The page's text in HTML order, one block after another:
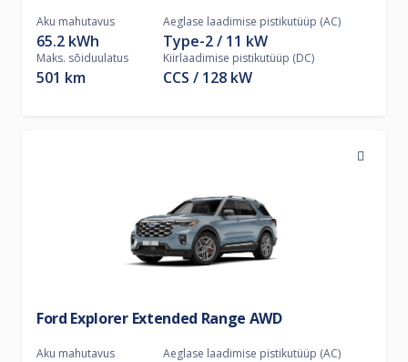
Aku mahutavus
65.2 kWh
Maks. sõiduulatus
501 km
Aeglase laadimise pistikutüüp (AC)
Type-2 11 kW
Kiirlaadimise pistikutüüp (DC)
CCS 128 kW
Ford Explorer Extended Range AWD
Aku mahutavus Aeglase laadimise pistikutüüp (AC)